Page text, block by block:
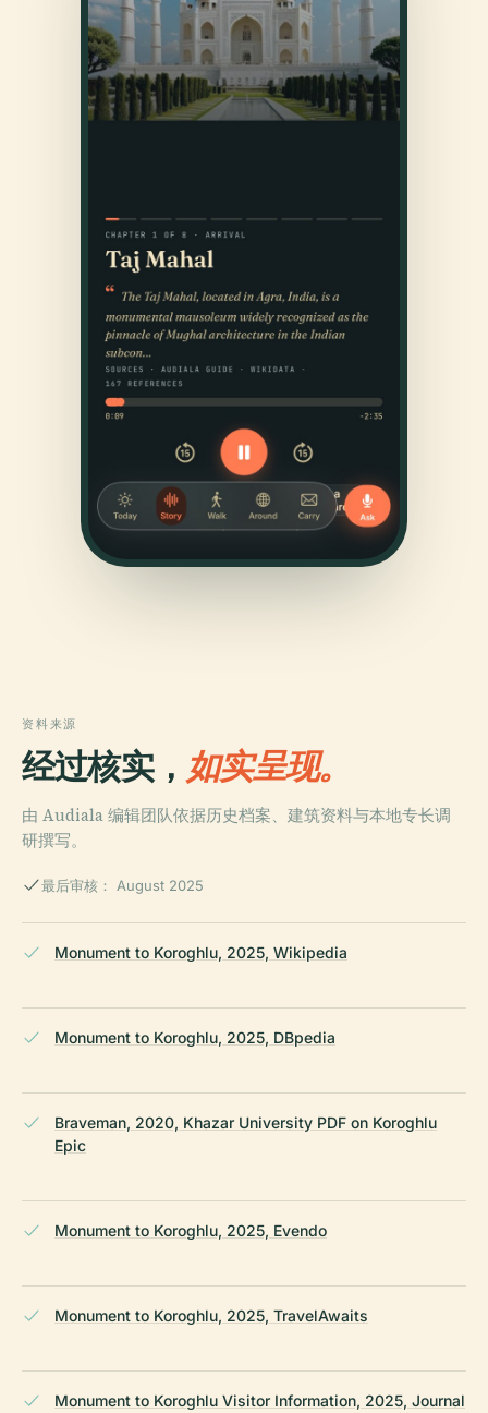
资料来源
经过核实， 如实呈现。
由 Audiala 编辑团队依据历史档案、建筑资料与本地专长调
研撰写。
最后审核： August 2025
Monument to Koroghlu, 2025, Wikipedia
Monument to Koroghlu, 2025, DBpedia
Braveman, 2020, Khazar University PDF on Koroghlu
Epic
Monument to Koroghlu, 2025, Evendo
Monument to Koroghlu, 2025, TravelAwaits
Monument to Koroghlu Visitor Information, 2025, Journal